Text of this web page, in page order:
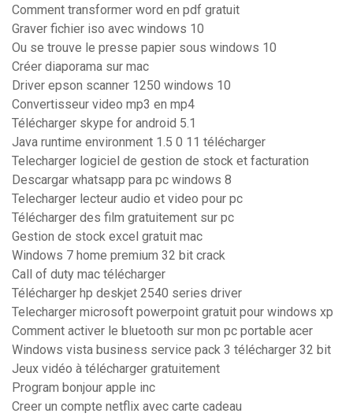
Comment transformer word en pdf gratuit
Graver fichier iso avec windows 10
Ou se trouve le presse papier sous windows 10
Créer diaporama sur mac
Driver epson scanner 1250 windows 10
Convertisseur video mp3 en mp4
Télécharger skype for android 5.1
Java runtime environment 1.5 0 11 télécharger
Telecharger logiciel de gestion de stock et facturation
Descargar whatsapp para pc windows 8
Telecharger lecteur audio et video pour pc
Télécharger des film gratuitement sur pc
Gestion de stock excel gratuit mac
Windows 7 home premium 32 bit crack
Call of duty mac télécharger
Télécharger hp deskjet 2540 series driver
Telecharger microsoft powerpoint gratuit pour windows xp
Comment activer le bluetooth sur mon pc portable acer
Windows vista business service pack 3 télécharger 32 bit
Jeux vidéo à télécharger gratuitement
Program bonjour apple inc
Creer un compte netflix avec carte cadeau